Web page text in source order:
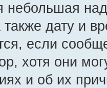
небольшая
также дату и
если
хотя они
и об их